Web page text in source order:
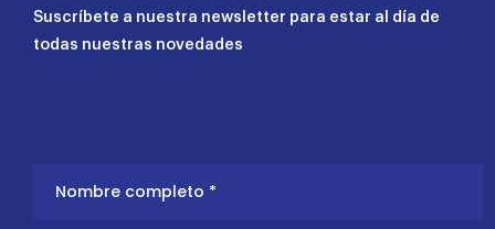
Suscríbete a nuestra newsletter para estar al día de
todas nuestras novedades